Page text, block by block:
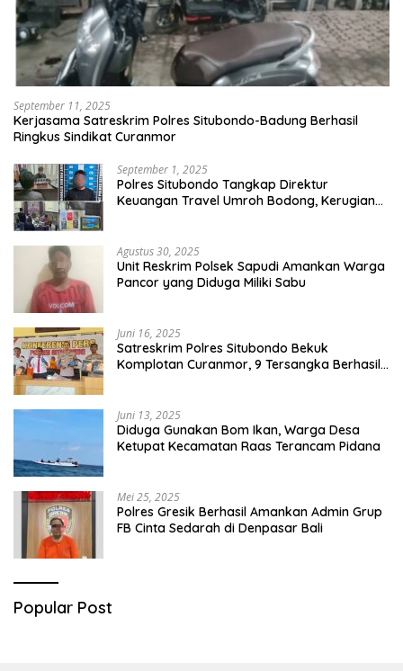
September 11, 2025
Kerjasama Satreskrim Polres Situbondo-Badung Berhasil
Ringkus Sindikat Curanmor
September 1, 2025
Polres Situbondo Tangkap Direktur
Keuangan Travel Umroh Bodong, Kerugian
Agustus 30, 2025
Unit Reskrim Polsek Sapudi Amankan Warga
Pancor yang Diduga Miliki Sabu
Juni 16, 2025
Satreskrim Polres Situbondo Bekuk
Komplotan Curanmor, 9 Tersangka Berhasil
Juni 13, 2025
Diduga Gunakan Bom Ikan, Warga Desa
Ketupat Kecamatan Raas Terancam Pidana
Mei 25, 2025
Polres Gresik Berhasil Amankan Admin Grup
FB Cinta Sedarah di Denpasar Bali
Popular Post